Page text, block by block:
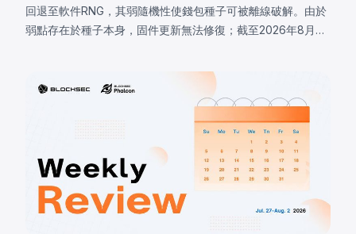
回退至軟件RNG，其弱隨機性使錢包種子可被離線破解。由於
弱點存在於種子本身，固件更新無法修復；截至2026年8月7